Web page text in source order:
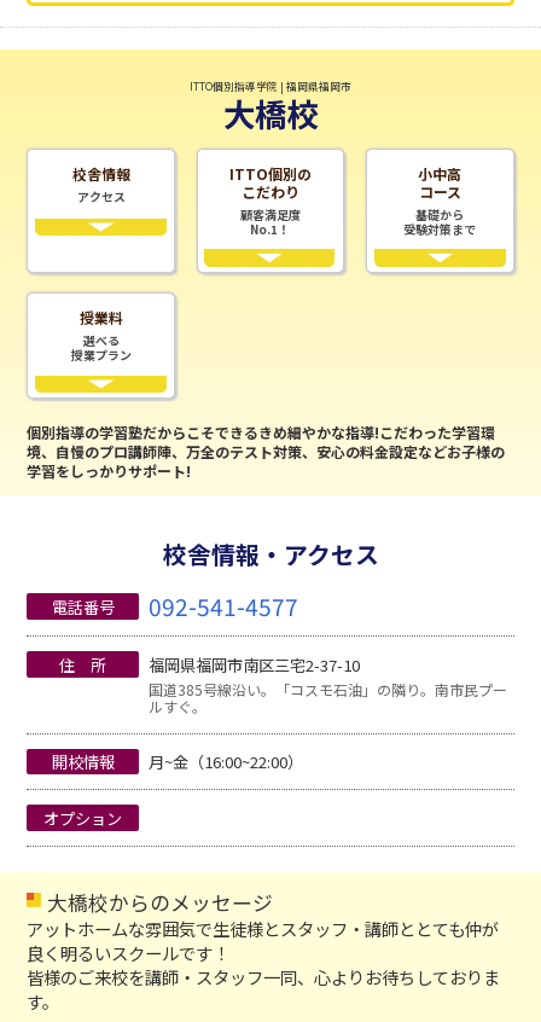
ITTO個別指導学院 | 福岡県福岡市
大橋校
校舎情報
アクセス
ITTO個別の
こだわり
顧客満足度
No.1！
小中高
コース
基礎から
受験対策まで
授業料
選べる
授業プラン
個別指導の学習塾だからこそできるきめ細やかな指導!こだわった学習環
境、自慢のプロ講師陣、万全のテスト対策、安心の料金設定などお子様の
学習をしっかりサポート!
校舎情報・アクセス
電話番号 092-541-4577
住 所 福岡県福岡市南区三宅2-37-10
国道385号線沿い。「コスモ石油」の隣り。南市民プー
ルすぐ。
開校情報 月~金（16:00~22:00）
オプション
大橋校からのメッセージ
アットホームな雰囲気で生徒様とスタッフ・講師ととても仲が
良く明るいスクールです！
皆様のご来校を講師・スタッフ一同、心よりお待ちしておりま
す。